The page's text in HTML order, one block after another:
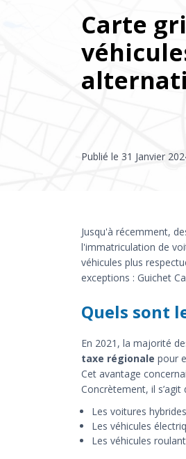
Carte
Publié le 31 Janvier
Jusqu'à récemment,
l'immatriculation de
véhicules plus
exceptions : Guichet
Quels sont
En 2021, la majorité
taxe régionale pour
Cet avantage
Concrètement, il
Les voitures
Les véhicules
Les véhicules